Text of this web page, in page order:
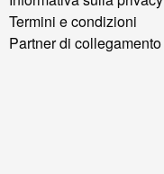
Termini e condizioni
Partner di collegamento